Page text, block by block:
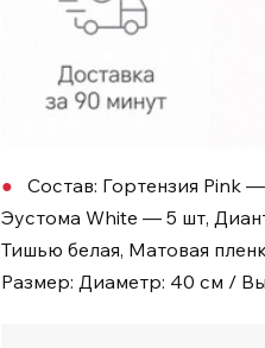
Состав: Гортензия Pink
Эустома White — 5 шт,
Тишью белая, Матовая
Размер: Диаметр: 40 см /